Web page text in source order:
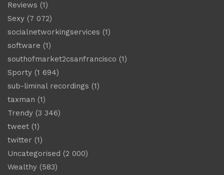
Reviews (1)
Sexy (7 072)
socialnetworkingservices (1)
software (1)
southofmarket2csanfrancisco (1)
Sporty (1 694)
sub-liminal recordings (1)
taxman (1)
Trendy (3 346)
tweet (1)
twitter (1)
Uncategorised (2 000)
Wealthy (583)